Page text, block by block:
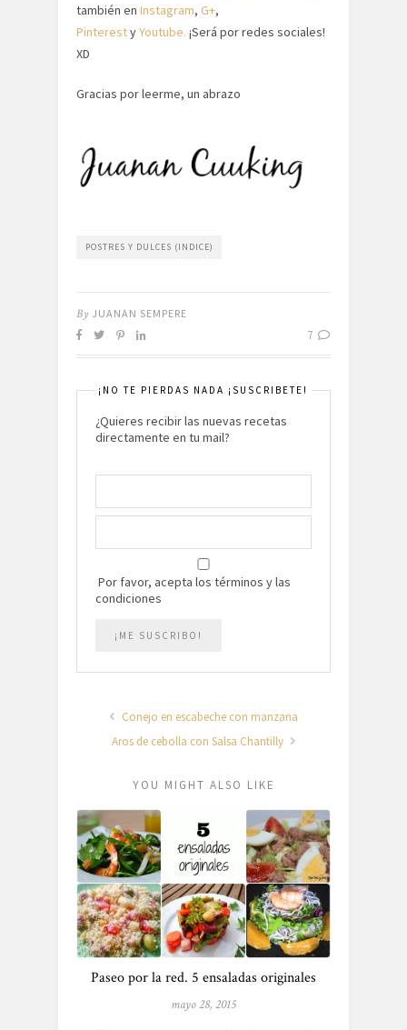
también en Instagram, G+,
PinterestyYoutube. ¡Será por redes sociales!
XD
Gracias por leerme, un abrazo
POSTRES Y DULCES (INDICE)
By JUANAN SEMPERE
7
¡NO TE PIERDAS NADA ¡SUSCRIBETE!
¿Quieres recibir las nuevas recetas
directamente en tu mail?
Por favor, acepta los términos y las
condiciones
Conejo en escabeche con manzana
Aros de cebolla con Salsa Chantilly
YOU MIGHT ALSO LIKE
Paseo por la red. 5 ensaladas originales
mayo 28, 2015